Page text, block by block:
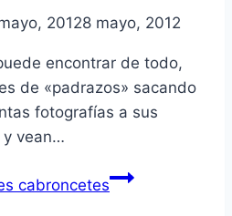
20128 mayo, 2012
encontrar de todo,
de «padrazos» sacando
fotografí­as a sus
y vean…
cabroncetes